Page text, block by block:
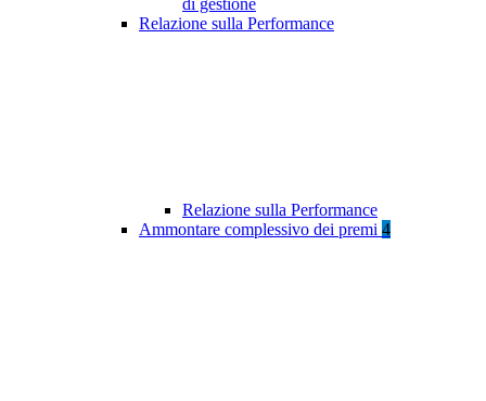
di gestione
Relazione sulla Performance
Relazione sulla Performance
Ammontare complessivo dei premi 4